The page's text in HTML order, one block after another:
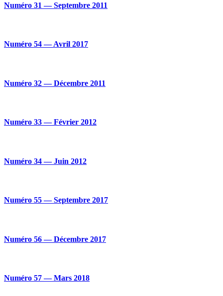
Numéro 31 — Septembre 2011
Numéro 54 — Avril 2017
Numéro 32 — Décembre 2011
Numéro 33 — Février 2012
Numéro 34 — Juin 2012
Numéro 55 — Septembre 2017
Numéro 56 — Décembre 2017
Numéro 57 — Mars 2018